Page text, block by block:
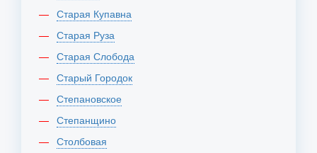
Старая Купавна
Старая Руза
Старая Слобода
Старый Городок
Степановское
Степанщино
Столбовая